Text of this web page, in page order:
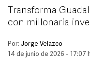
Transforma
con millonaria
Por: Jorge Velazco
14 de junio de 2026 - 17:07